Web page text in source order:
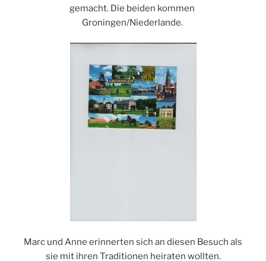
gemacht. Die beiden kommen
Groningen/Niederlande.
Marc und Anne erinnerten sich an diesen Besuch als
sie mit ihren Traditionen heiraten wollten.